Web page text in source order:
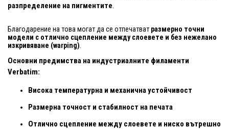
разпределение на пигментите.
Благодарение на това могат да се отпечатват размерно точни
модели с отлично сцепление между слоевете и без нежелано
изкривяване (warping)
Основни предимства на индустриалните филаменти
Verbatim:
Висока температурна и механична устойчивост
Размерна точност и стабилност на печата
Отлично сцепление между слоевете и ниско вътрешно